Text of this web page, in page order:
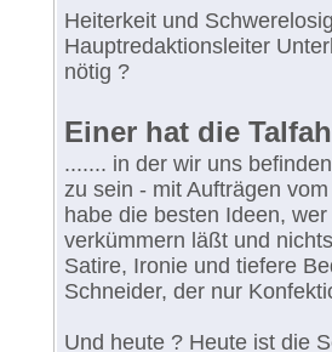
Heiterkeit und
Hauptredaktionsleiter
nötig ?
Einer hat die
....... in der wir uns
zu sein - mit Aufträgen
habe die besten Ideen,
verkümmern läßt und
Satire, Ironie und tiefere
Schneider, der nur
Und heute ? Heute ist die